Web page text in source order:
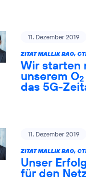
11. Dezember 2019
ZITAT MALLIK RAO,
Wir starten
unserem O2
das 5G-
11. Dezember 2019
ZITAT MALLIK RAO,
Unser
für den